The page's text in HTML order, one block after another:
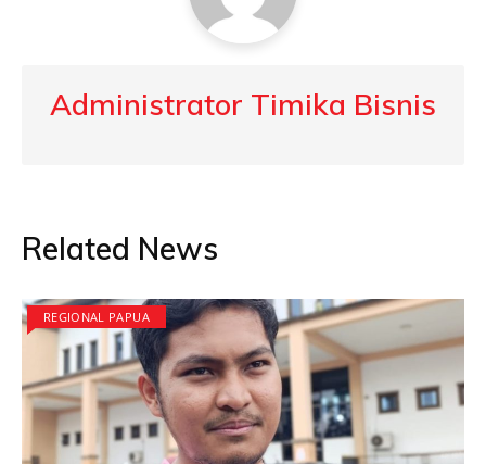
Administrator Timika Bisnis
Related News
REGIONAL PAPUA